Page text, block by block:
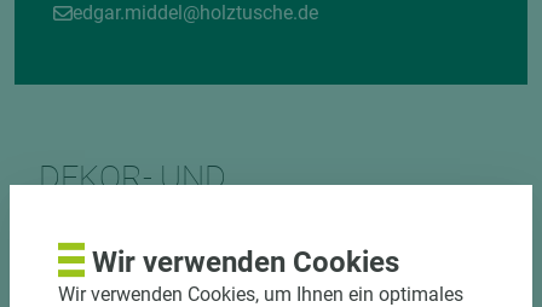
edgar.middel@holztusche.de
DEKOR- UND
Wir verwenden Cookies
Wir verwenden Cookies, um Ihnen ein optimales